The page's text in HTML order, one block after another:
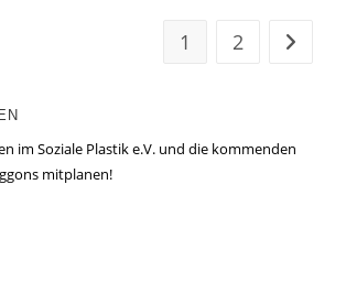
1 2 Zur
im Soziale Plastik e.V. und die kommenden
mitplanen!